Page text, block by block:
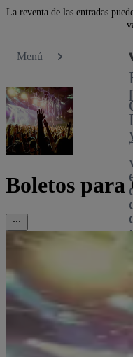
La reventa de las entradas
Menú
Boletos para